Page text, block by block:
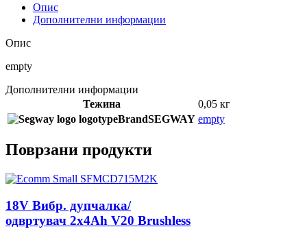
Опис
Дополнителни информации
Опис
empty
Дополнителни информации
Тежина
0,05 кг
BrandSEGWAY empty
Поврзани продукти
18V Вибр. дупчалка/
одвртувач 2x4Ah V20 Brushless